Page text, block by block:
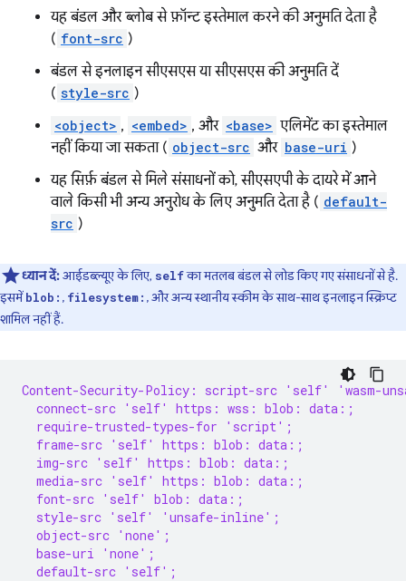
यह बंडल और ब्लोब से फ़ॉन्ट इस्तेमाल करने की अनुमति देता है
( font-src )
बंडल से इनलाइन सीएसएस या सीएसएस की अनुमति दें
( style-src )
<object> , <embed> , और <base> एलिमेंट का इस्तेमाल
नहीं किया जा सकता ( object-src और base-uri )
यह सिर्फ़ बंडल से मिले संसाधनों को, सीएसएपी के दायरे में आने
वाले किसी भी अन्य अनुरोध के लिए अनुमति देता है ( default-
src )
ध्यान दें:आईडब्ल्यूए के लिए, selfका मतलब बंडल से लोड किए गए संसाधनों से है.
इसमेंblob: , filesystem: , और अन्य स्थानीय स्कीम के साथ-साथ इनलाइन स्क्रिप्ट
शामिल नहीं हैं.
Content-Security-Policy: script-src 'self' 'wasm-
  connect-src 'self' https: wss: blob: data:;
  require-trusted-types-for 'script';
  frame-src 'self' https: blob: data:;
  img-src 'self' https: blob: data:;
  media-src 'self' https: blob: data:;
  font-src 'self' blob: data:;
  style-src 'self' 'unsafe-inline';
  object-src 'none';
  base-uri 'none';
  default-src 'self';